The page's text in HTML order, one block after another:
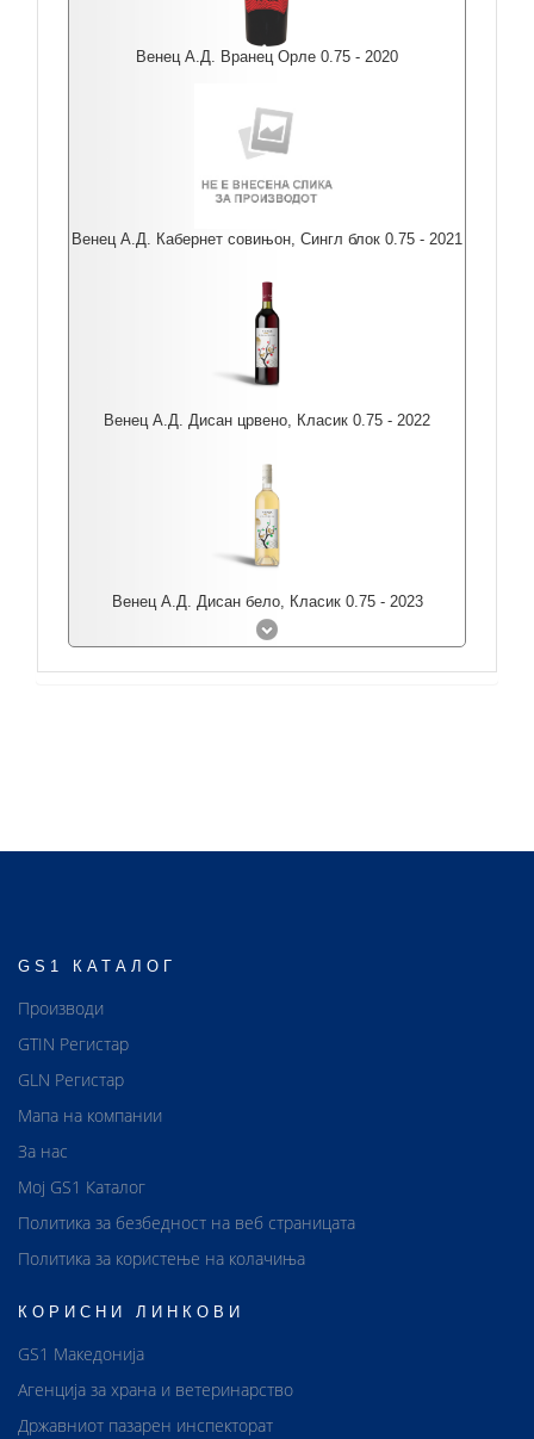
Венец А.Д. Вранец Орле 0.75 - 2020
Венец А.Д. Кабернет совињон, Сингл блок 0.75 - 2021
Венец А.Д. Дисан црвено, Класик 0.75 - 2022
Венец А.Д. Дисан бело, Класик 0.75 - 2023
GS1 КАТАЛОГ
Производи
GTIN Регистар
GLN Регистар
Мапа на компании
За нас
Мој GS1 Каталог
Политика за безбедност на веб страницата
Политика за користење на колачиња
КОРИСНИ ЛИНКОВИ
GS1 Македонија
Агенција за храна и ветеринарство
Државниот пазарен инспекторат